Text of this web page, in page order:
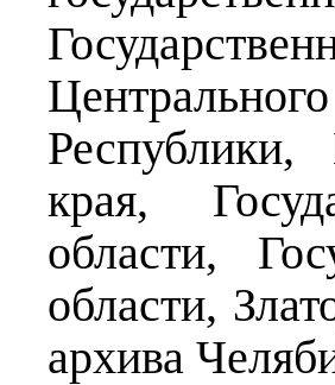
Республики,
края,
области,
области,
архива